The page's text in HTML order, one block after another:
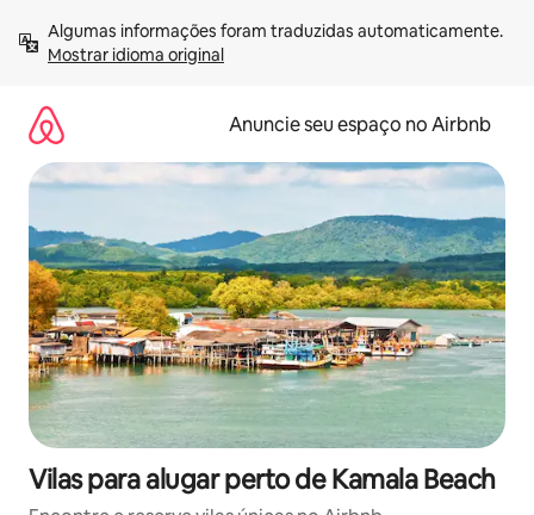
para
Mostrar idioma original
Anuncie seu espaço no Airbnb
Vilas para alugar perto de Kamala Beach